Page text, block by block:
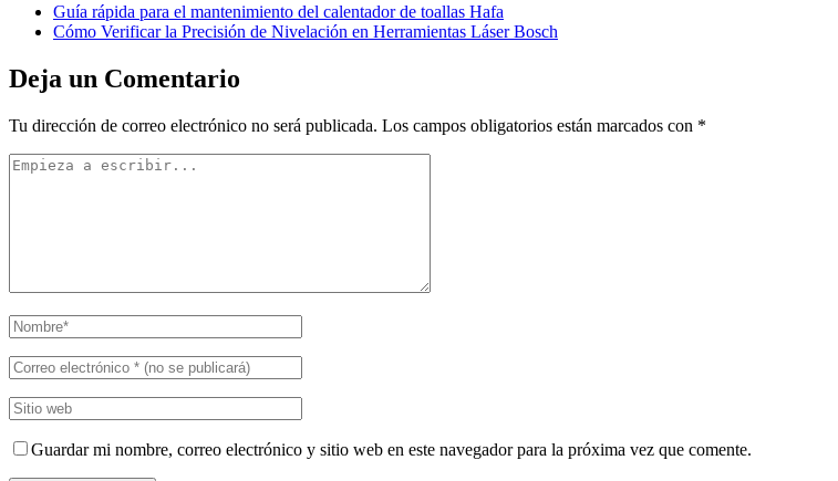
Guía rápida para el mantenimiento del calentador de toallas Hafa
Cómo Verificar la Precisión de Nivelación en Herramientas Láser Bosch
Deja un Comentario
Tu dirección de correo electrónico no será publicada. Los campos obligatorios están marcados con *
Guardar mi nombre, correo electrónico y sitio web en este navegador para la próxima vez que comente.